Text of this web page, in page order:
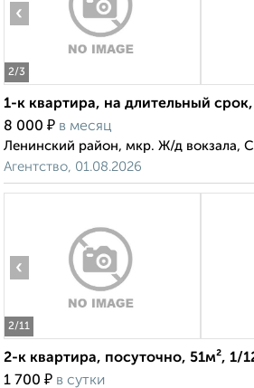
2/3
‹
1-к квартира, на длительный
8 000 ₽ в месяц
Ленинский район, мкр. Ж/д вокзала,
Агентство, 01.08.2026
2/11
‹
2-к квартира, посуточно, 51м², 1/
1 700 ₽ в сутки